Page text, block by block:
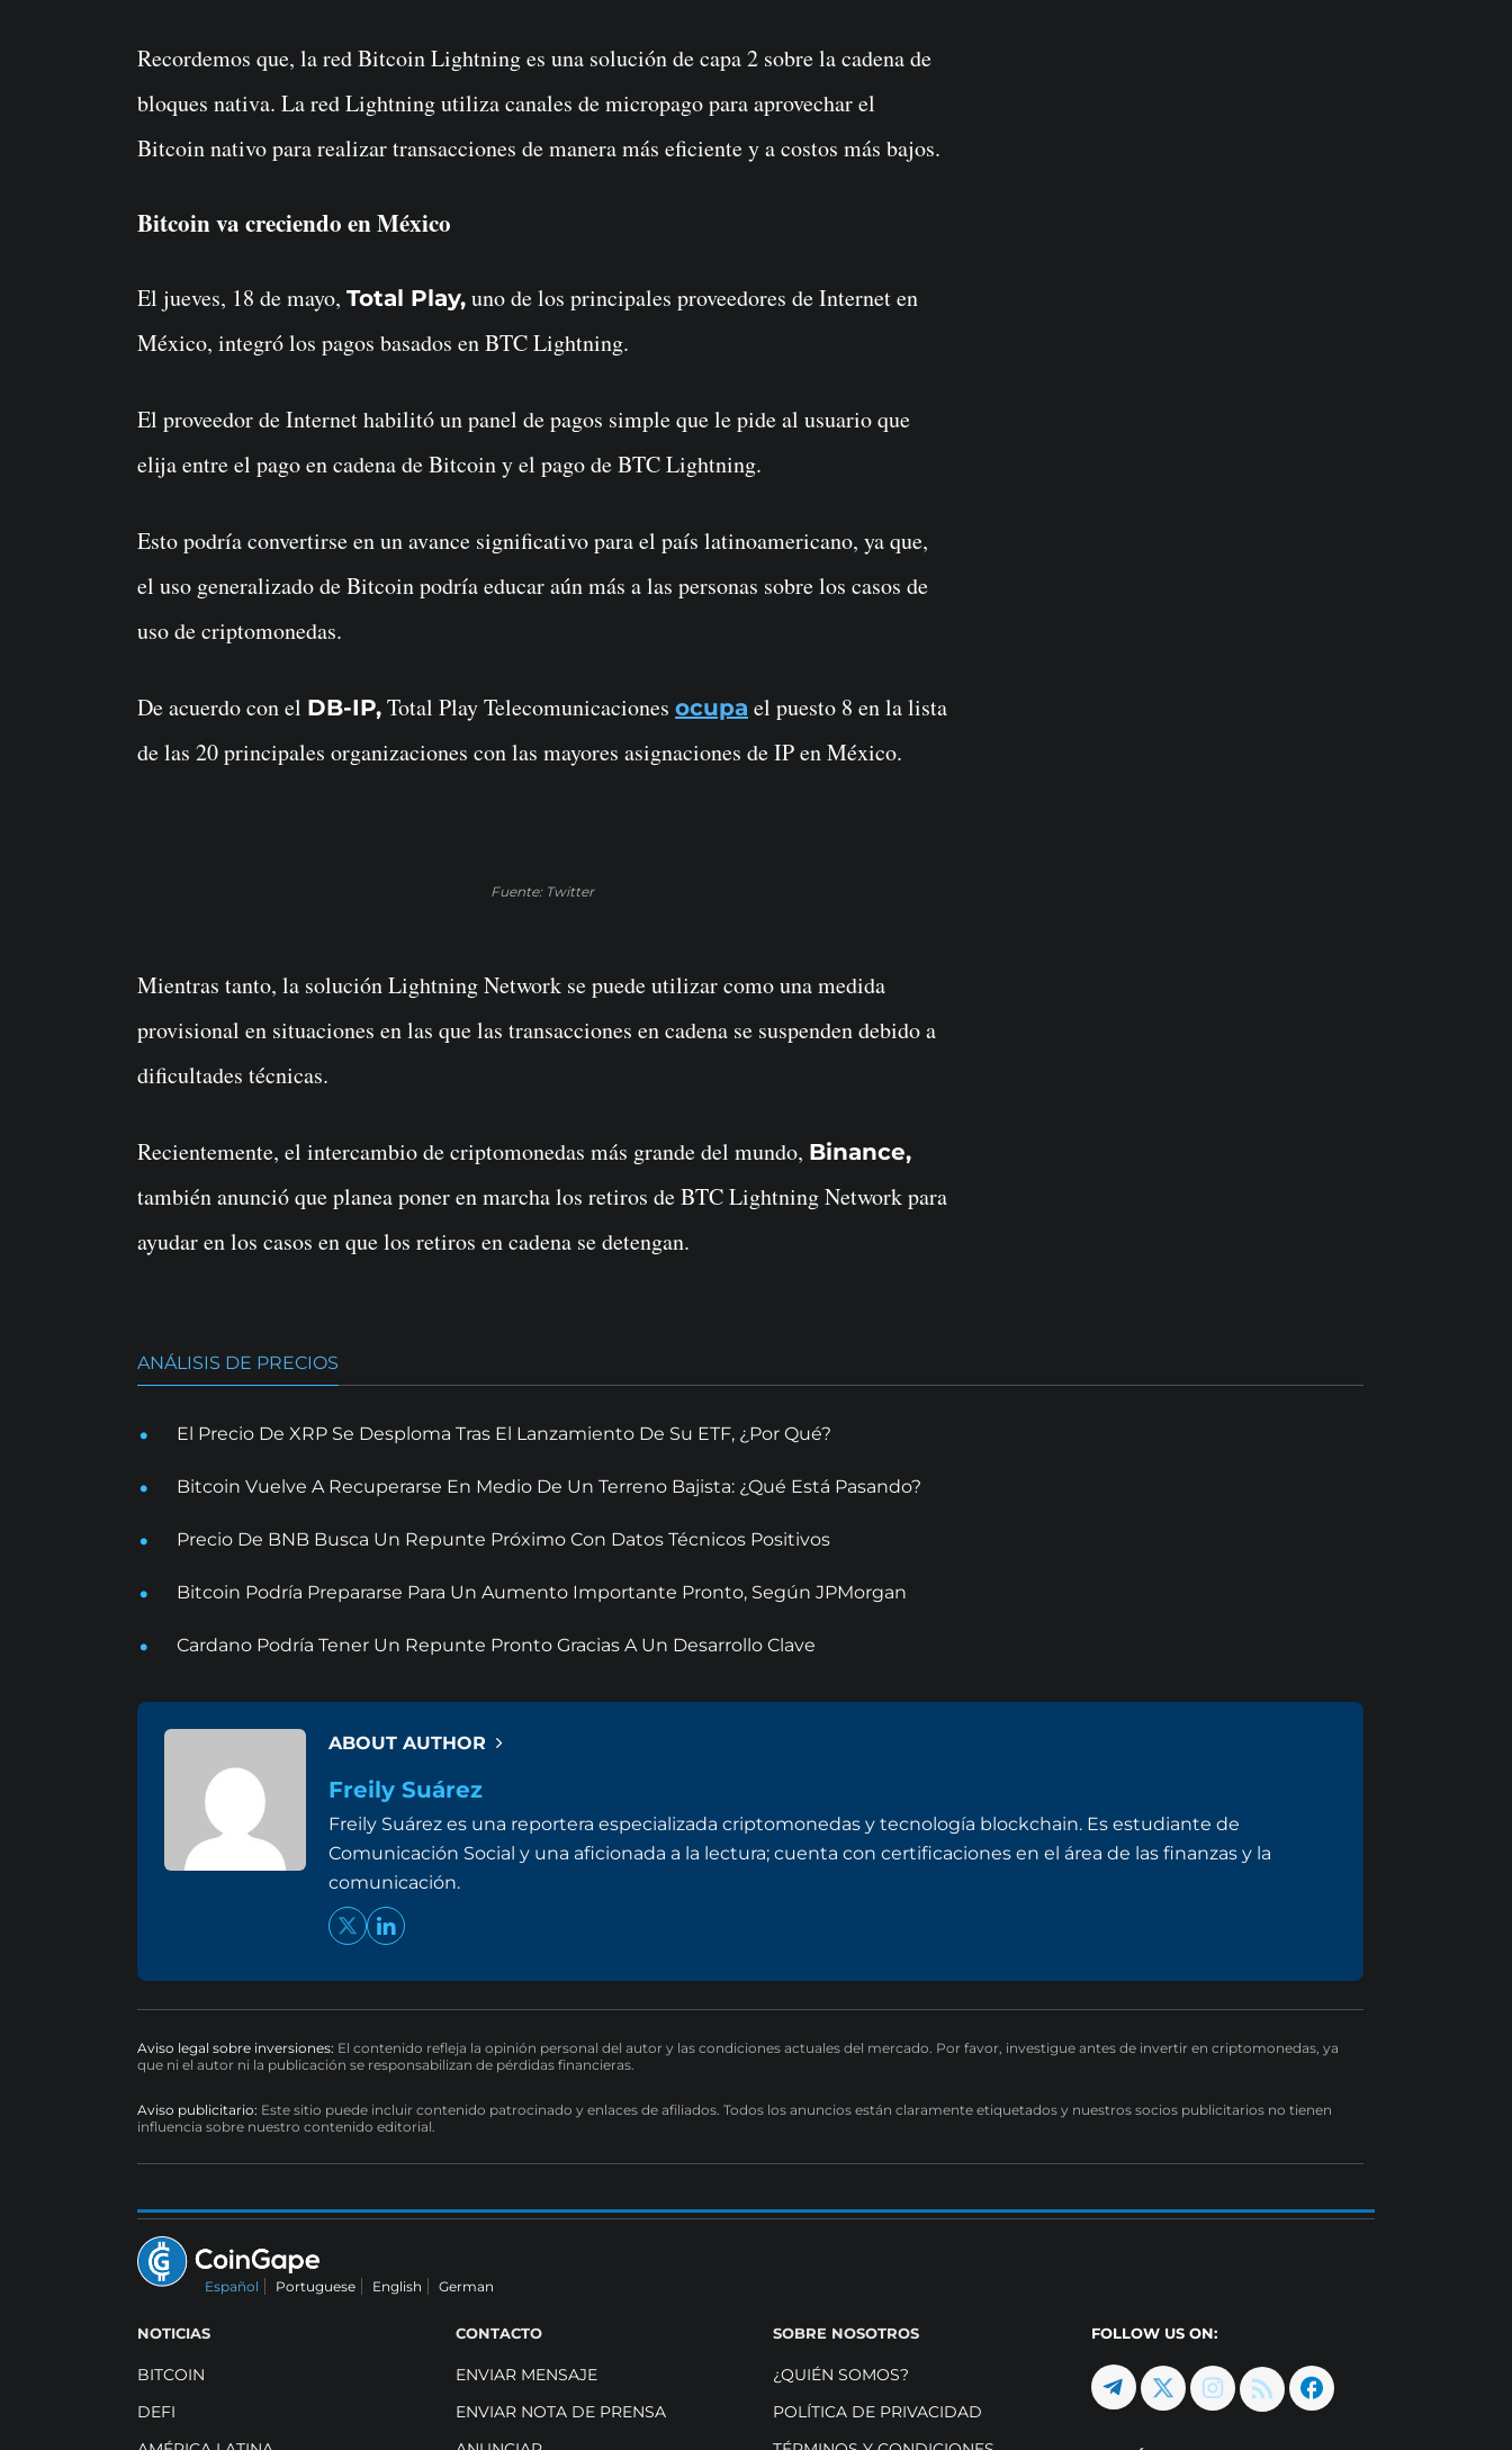
Recordemos que, la red Bitcoin Lightning es una solución de capa 2 sobre la cadena de
bloques nativa. La red Lightning utiliza canales de micropago para aprovechar el
Bitcoin nativo para realizar transacciones de manera más eficiente y a costos más bajos.
Bitcoin va creciendo en México
El jueves, 18 de mayo, Total Play, uno de los principales proveedores de Internet en
México, integró los pagos basados en BTC Lightning.
El proveedor de Internet habilitó un panel de pagos simple que le pide al usuario que
elija entre el pago en cadena de Bitcoin y el pago de BTC Lightning.
Esto podría convertirse en un avance significativo para el país latinoamericano, ya que,
el uso generalizado de Bitcoin podría educar aún más a las personas sobre los casos de
uso de criptomonedas.
De acuerdo con el DB-IP, Total Play Telecomunicaciones ocupa el puesto 8 en la lista
de las 20 principales organizaciones con las mayores asignaciones de IP en México.
Fuente: Twitter
Mientras tanto, la solución Lightning Network se puede utilizar como una medida
provisional en situaciones en las que las transacciones en cadena se suspenden debido a
dificultades técnicas.
Recientemente, el intercambio de criptomonedas más grande del mundo, Binance,
también anunció que planea poner en marcha los retiros de BTC Lightning Network para
ayudar en los casos en que los retiros en cadena se detengan.
ANÁLISIS DE PRECIOS
El Precio De XRP Se Desploma Tras El Lanzamiento De Su ETF, ¿Por Qué?
Bitcoin Vuelve A Recuperarse En Medio De Un Terreno Bajista: ¿Qué Está Pasando?
Precio De BNB Busca Un Repunte Próximo Con Datos Técnicos Positivos
Bitcoin Podría Prepararse Para Un Aumento Importante Pronto, Según JPMorgan
Cardano Podría Tener Un Repunte Pronto Gracias A Un Desarrollo Clave
ABOUT AUTHOR
Freily Suárez
Freily Suárez es una reportera especializada criptomonedas y tecnología blockchain. Es estudiante de
Comunicación Social y una aficionada a la lectura; cuenta con certificaciones en el área de las finanzas y la
comunicación.
Aviso legal sobre inversiones: El contenido refleja la opinión personal del autor y las condiciones actuales del mercado. Por favor, investigue antes de invertir en criptomonedas, ya
que ni el autor ni la publicación se responsabilizan de pérdidas financieras.
Aviso publicitario: Este sitio puede incluir contenido patrocinado y enlaces de afiliados. Todos los anuncios están claramente etiquetados y nuestros socios publicitarios no tienen
influencia sobre nuestro contenido editorial.
Español Portuguese English German
NOTICIAS
BITCOIN
DEFI
CONTACTO
ENVIAR MENSAJE
ENVIAR NOTA DE PRENSA
SOBRE NOSOTROS
¿QUIÉN SOMOS?
POLÍTICA DE PRIVACIDAD
FOLLOW US ON: